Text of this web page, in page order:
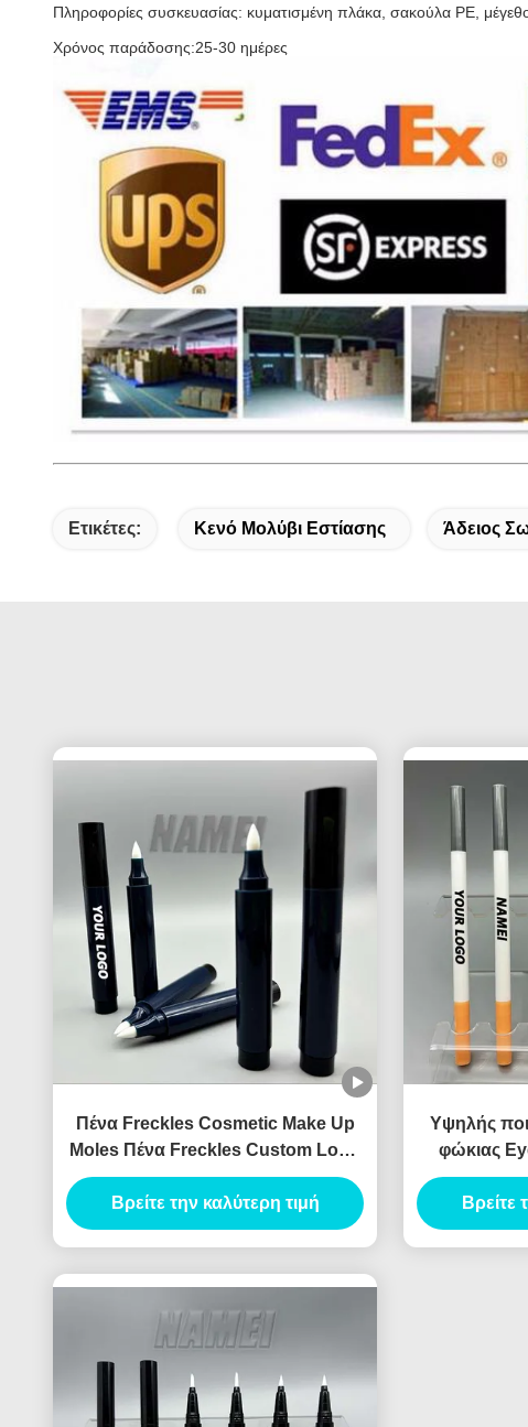
Πληροφορίες συσκευασίας: κυματισμένη πλάκα, σακούλα PE,
Χρόνος παράδοσης:25-30 ημέρες
Ετικέτες: Κενό Μολύβι Εστίασης Άδειος
Πένα Freckles Cosmetic Make Up
Moles Πένα Freckles Custom Logo
OEM Wholesale Περιέκτη Πένας
Freckles
Βρείτε την καλύτερη τιμή
Υψηλής
φώκιας
Βρείτε